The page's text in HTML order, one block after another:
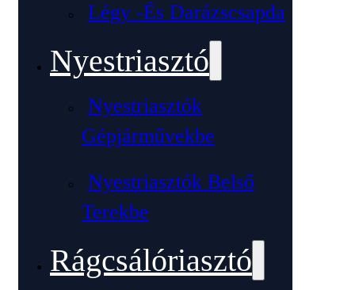
Légy -és Darázscsapda
Nyestriasztó
Nyestriasztók
Gépjárművekbe
Nyestriasztók Belső
Terekbe
Rágcsálóriasztó